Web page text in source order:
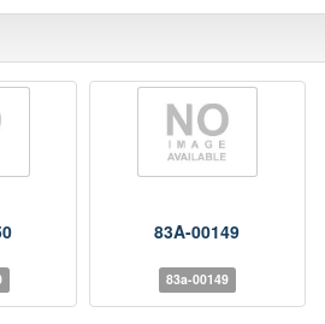
83A-00149
83a-00149